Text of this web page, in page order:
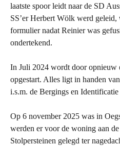
laatste spoor leidt naar de SD
SS’er Herbert Wölk werd geleid,
formulier nadat Reinier was
ondertekend.
In Juli 2024 wordt door opnieuw
opgestart. Alles ligt in handen
i.s.m. de Bergings en
Op 6 november 2025 was in
werden er voor de woning aan
Stolpersteinen gelegd ter